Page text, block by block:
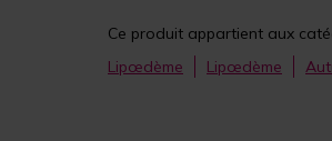
Ce produit appartient aux
Lipœdème
Lipœdème